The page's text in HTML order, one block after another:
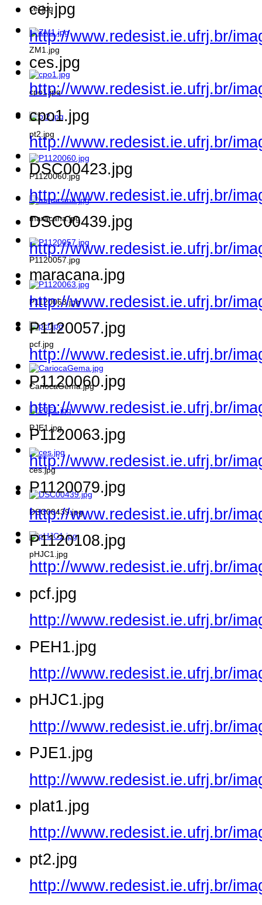
cej.jpg
ZM1.jpg
cpo1.jpg
pt2.jpg
P1120060.jpg
maracana.jpg
P1120057.jpg
P1120063.jpg
pcf.jpg
CariocaGema.jpg
PJE1.jpg
ces.jpg
DSC00439.jpg
pHJC1.jpg
cej.jpg
http://www.redesist.ie.ufrj.br/
ces.jpg
http://www.redesist.ie.ufrj.br/
cpo1.jpg
http://www.redesist.ie.ufrj.br/
DSC00423.jpg
http://www.redesist.ie.ufrj.br/
DSC00439.jpg
http://www.redesist.ie.ufrj.br/
maracana.jpg
http://www.redesist.ie.ufrj.br/
P1120057.jpg
http://www.redesist.ie.ufrj.br/
P1120060.jpg
http://www.redesist.ie.ufrj.br/
P1120063.jpg
http://www.redesist.ie.ufrj.br/
P1120079.jpg
http://www.redesist.ie.ufrj.br/
P1120108.jpg
http://www.redesist.ie.ufrj.br/
pcf.jpg
http://www.redesist.ie.ufrj.br/
PEH1.jpg
http://www.redesist.ie.ufrj.br/
pHJC1.jpg
http://www.redesist.ie.ufrj.br/
PJE1.jpg
http://www.redesist.ie.ufrj.br/
plat1.jpg
http://www.redesist.ie.ufrj.br/
pt2.jpg
http://www.redesist.ie.ufrj.br/